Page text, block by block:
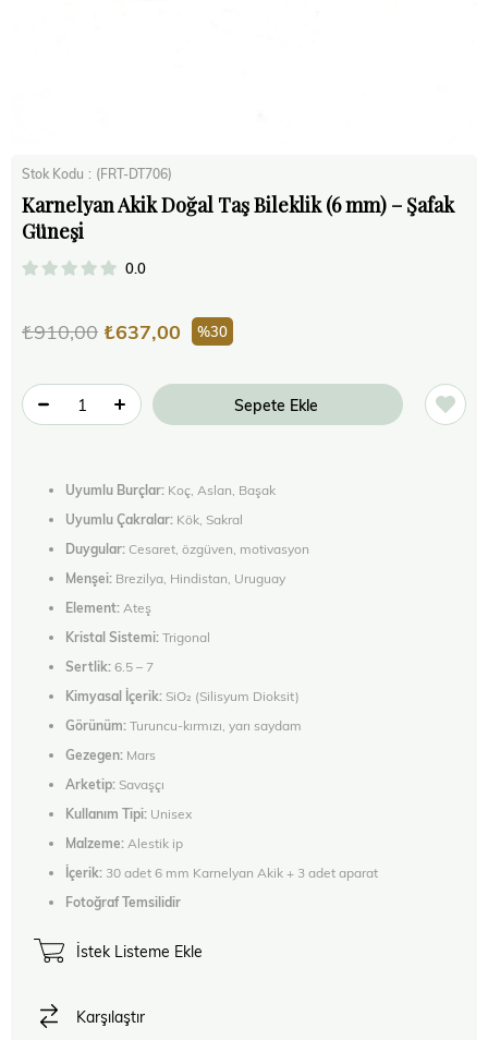
Stok Kodu (FRT-DT706)
Karnelyan Akik Doğal Taş Bileklik (6 mm) – Şafak
Güneşi
0.0
₺910,00 ₺637,00 30
Uyumlu Burçlar: Koç, Aslan, Başak
Uyumlu Çakralar: Kök, Sakral
Duygular: Cesaret, özgüven, motivasyon
Menşei: Brezilya, Hindistan, Uruguay
Element: Ateş
Kristal Sistemi:Trigonal
Sertlik:6.5 – 7
Kimyasal İçerik: SiO₂ (Silisyum Dioksit)
Görünüm:Turuncu-kırmızı, yarı saydam
Gezegen: Mars
Arketip: Savaşçı
Kullanım Tipi: Unisex
Malzeme: Alestik ip
İçerik: 30 adet 6 mm Karnelyan Akik + 3 adet aparat
Fotoğraf Temsilidir
İstek Listeme Ekle
Karşılaştır